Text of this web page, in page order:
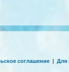
соглашение | Для